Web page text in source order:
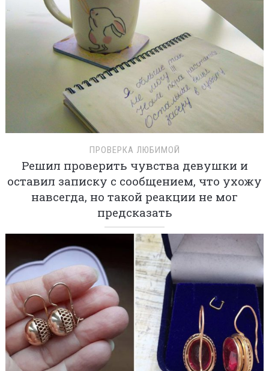
ПРОВЕРКА ЛЮБИМОЙ
Решил проверить чувства девушки и
оставил записку с сообщением, что ухожу
навсегда, но такой реакции не мог
предсказать